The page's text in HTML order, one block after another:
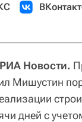
Новости.
Мишустин
дней с